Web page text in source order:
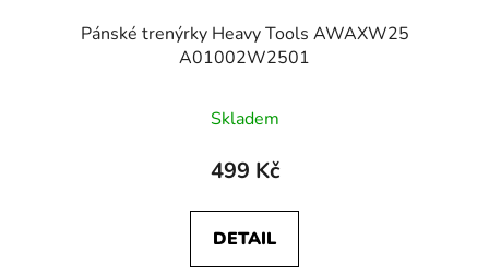
Pánské trenýrky Heavy Tools AWAXW25
A01002W2501
Skladem
499 Kč
DETAIL